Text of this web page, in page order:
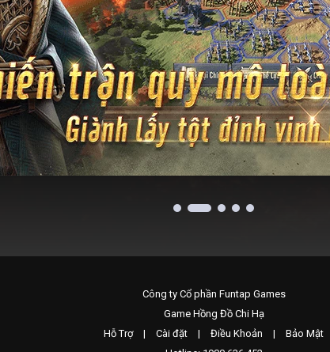
Công ty Cổ phần Funtap Games
Game Hồng Đồ Chi Hạ
Hỗ Trợ
| Cài đặt | Điều Khoản |
Bảo Mật